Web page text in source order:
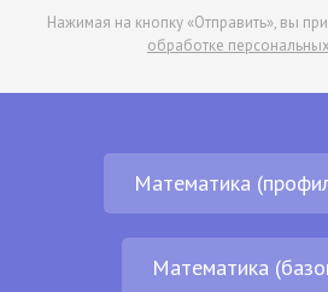
Нажимая на кнопку «Отправить», вы
обработке
Математика
Математика